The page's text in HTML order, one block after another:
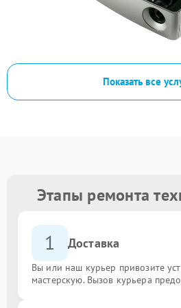
Показать все
Этапы ремонта
1 Доставка
Вы или наш курьер привозите
мастерскую. Вызов курьера